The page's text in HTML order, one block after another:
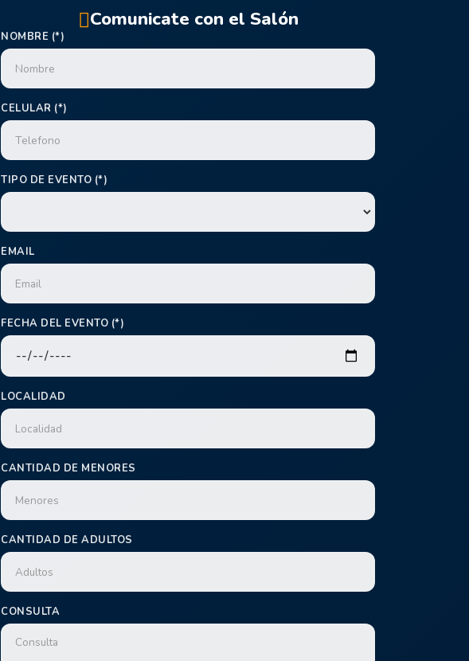
Comunicate con el Salón
NOMBRE (*)
CELULAR (*)
TIPO DE EVENTO (*)
EMAIL
FECHA DEL EVENTO (*)
LOCALIDAD
CANTIDAD DE MENORES
CANTIDAD DE ADULTOS
CONSULTA